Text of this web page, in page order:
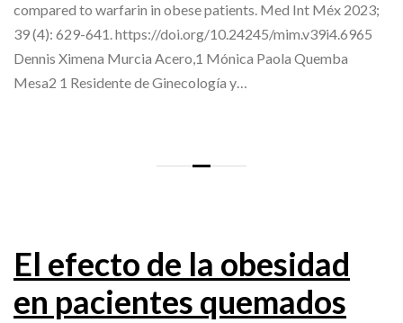
compared to warfarin in obese patients. Med Int Méx 2023;
39 (4): 629-641. https://doi.org/10.24245/mim.v39i4.6965
Dennis Ximena Murcia Acero,1 Mónica Paola Quemba
Mesa2 1 Residente de Ginecología y…
El efecto de la obesidad
en pacientes quemados